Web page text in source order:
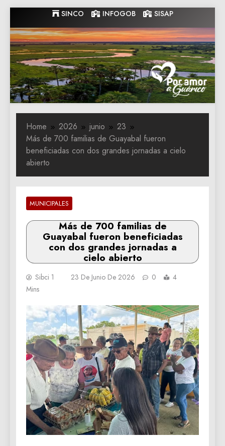
to
content
SINCO INFOGOB SISAP
Gobernacion
de Guarico
Gobernacion de Guarico
Home 2026 junio
23
Más de 700 familias de Guayabal fueron
beneficiadas con dos grandes jornadas a cielo
abierto
MUNICIPALES
Más de 700 familias de
Guayabal fueron beneficiadas
con dos grandes jornadas a
cielo abierto
Sibci 1 23 De Junio De 2026 0
4
Mins